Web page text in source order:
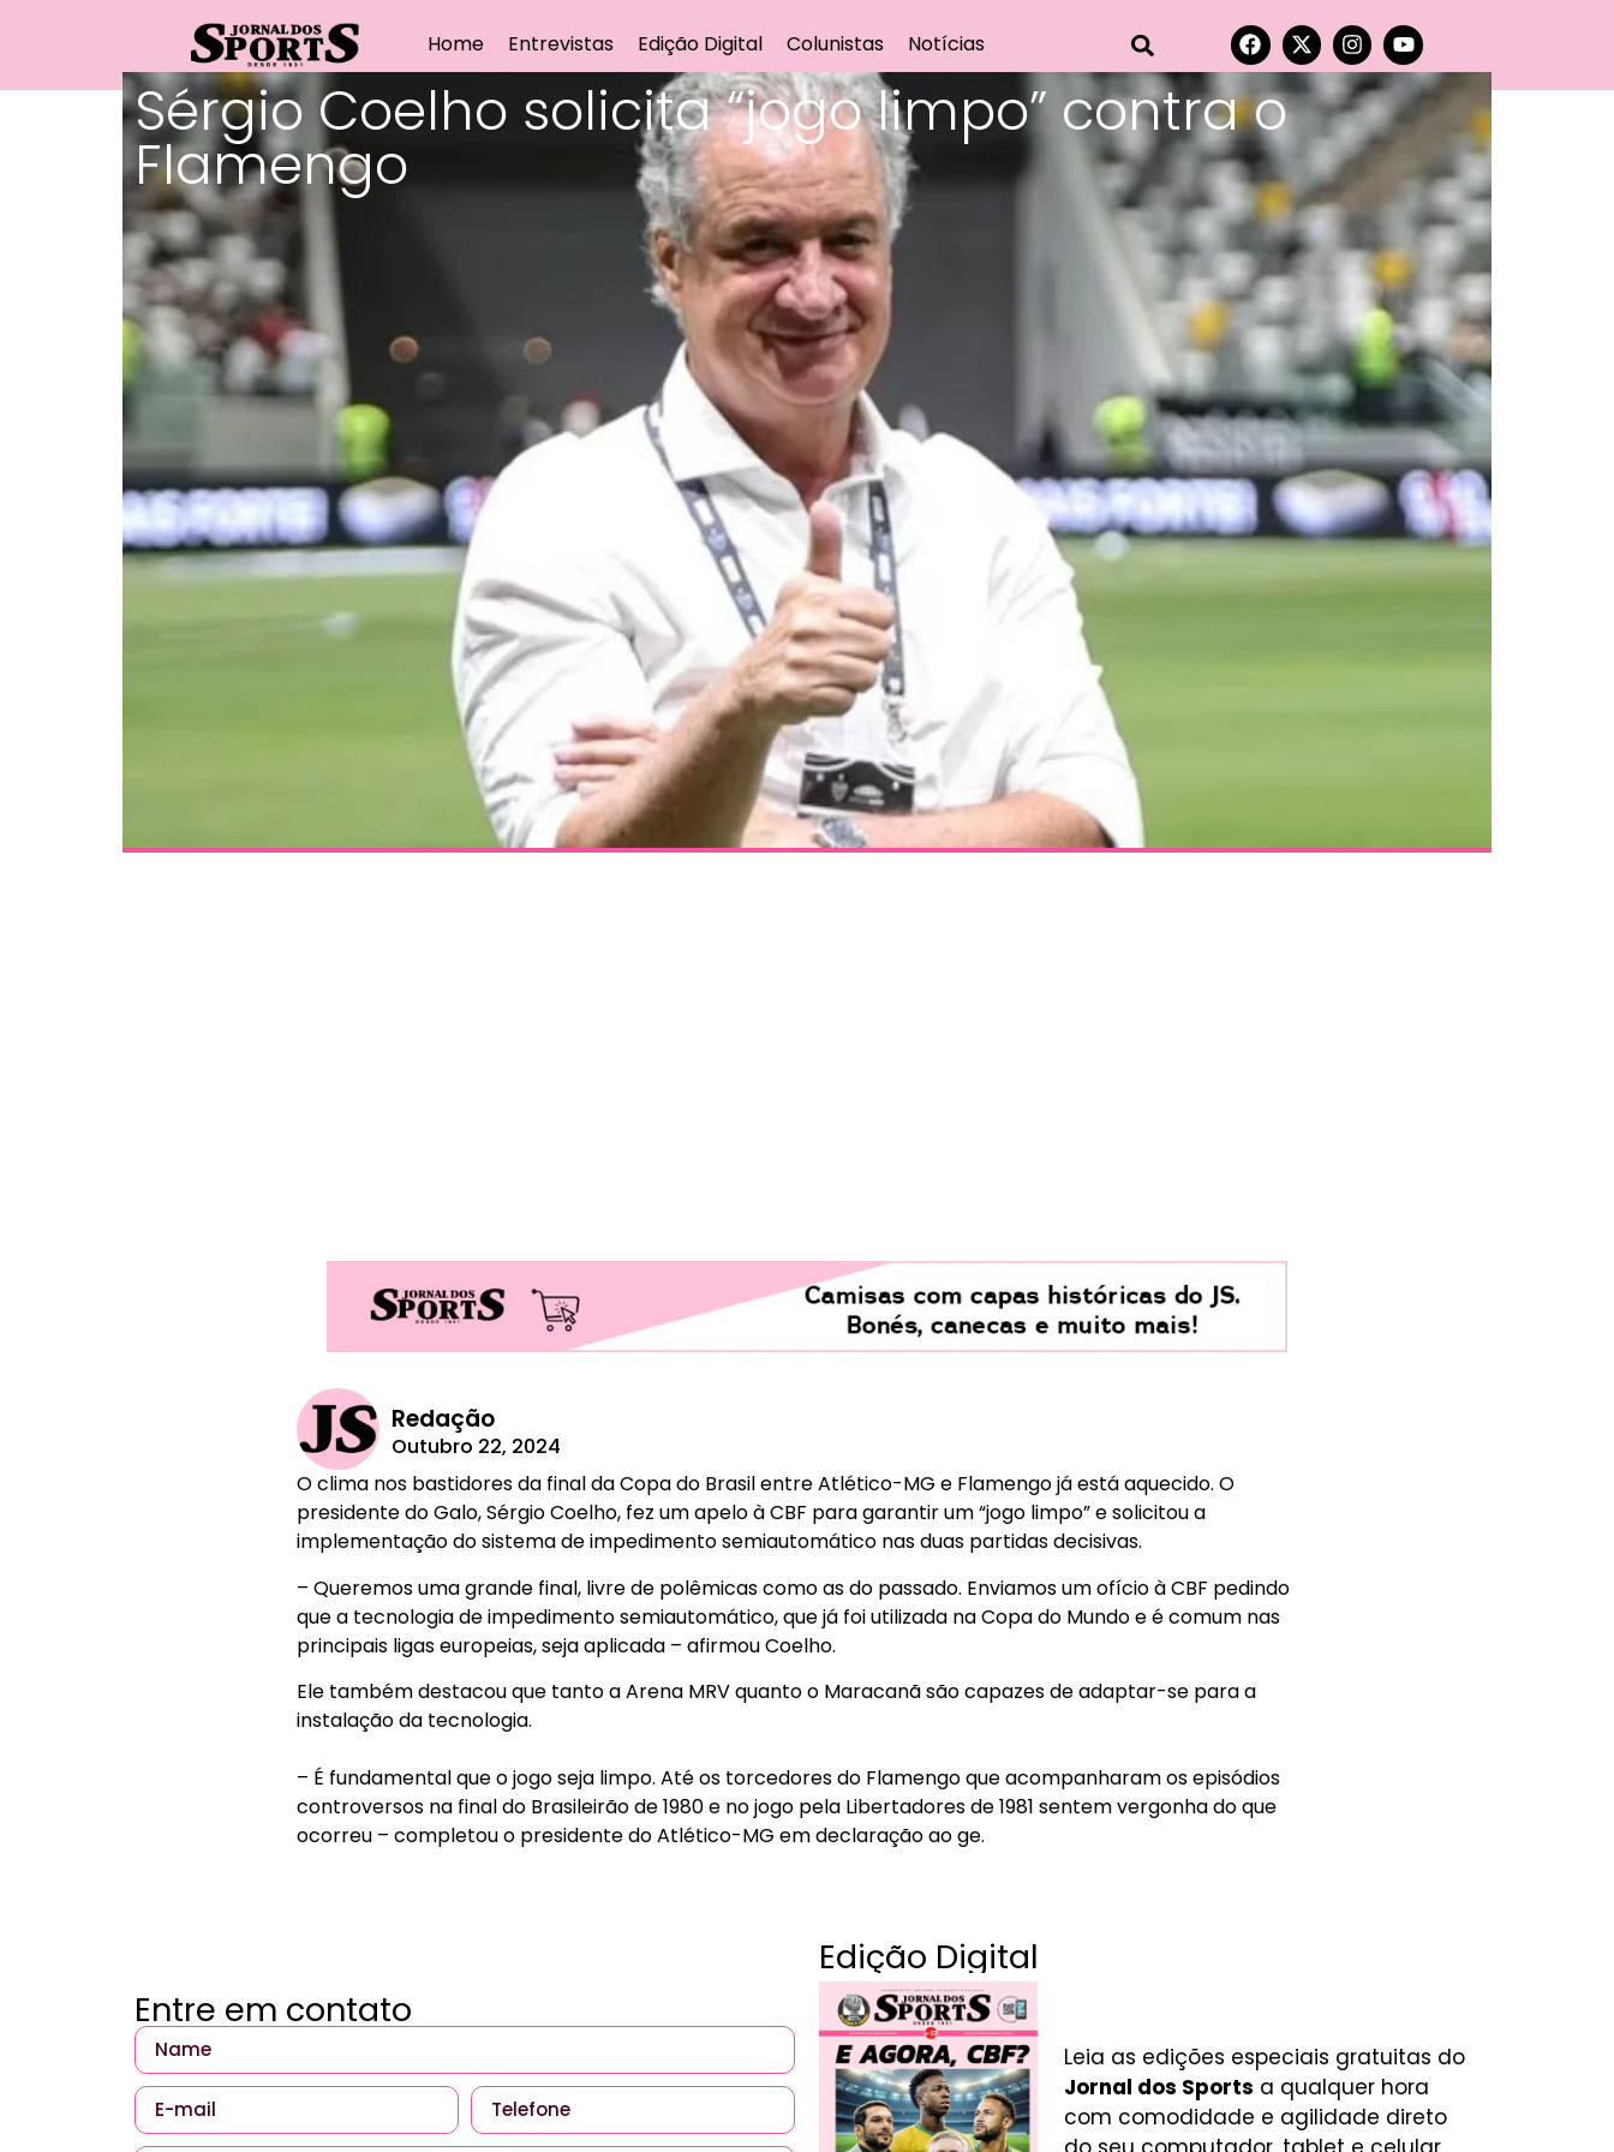
Home Entrevistas Edição Digital Colunistas Notícias
Sérgio Coelho solicita “jogo limpo” contra o
Flamengo
Redação
Outubro 22, 2024
O clima nos bastidores da final da Copa do Brasil entre Atlético-MG e Flamengo já está aquecido. O
presidente do Galo, Sérgio Coelho, fez um apelo à CBF para garantir um “jogo limpo” e solicitou a
implementação do sistema de impedimento semiautomático nas duas partidas decisivas.
– Queremos uma grande final, livre de polêmicas como as do passado. Enviamos um ofício à CBF pedindo
que a tecnologia de impedimento semiautomático, que já foi utilizada na Copa do Mundo e é comum nas
principais ligas europeias, seja aplicada – afirmou Coelho.
Ele também destacou que tanto a Arena MRV quanto o Maracanã são capazes de adaptar-se para a
instalação da tecnologia.
– É fundamental que o jogo seja limpo. Até os torcedores do Flamengo que acompanharam os episódios
controversos na final do Brasileirão de 1980 e no jogo pela Libertadores de 1981 sentem vergonha do que
ocorreu – completou o presidente do Atlético-MG em declaração ao ge.
Entre em contato
Edição Digital
Leia as edições especiais gratuitas do
Jornal dos Sports a qualquer hora
com comodidade e agilidade direto